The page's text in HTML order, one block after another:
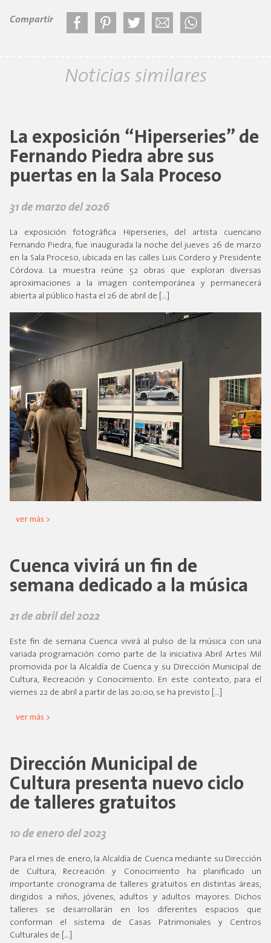
Compartir
Noticias similares
La exposición “Hiperseries” de
Fernando Piedra abre sus
puertas en la Sala Proceso
31 de marzo del 2026
La exposición fotográfica Hiperseries, del artista cuencano
Fernando Piedra, fue inaugurada la noche del jueves 26 de marzo
en la Sala Proceso, ubicada en las calles Luis Cordero y Presidente
Córdova. La muestra reúne 52 obras que exploran diversas
aproximaciones a la imagen contemporánea y permanecerá
abierta al público hasta el 26 de abril de […]
ver más >
Cuenca vivirá un fin de
semana dedicado a la música
21 de abril del 2022
Este fin de semana Cuenca vivirá al pulso de la música con una
variada programación como parte de la iniciativa Abril Artes Mil
promovida por la Alcaldía de Cuenca y su Dirección Municipal de
Cultura, Recreación y Conocimiento. En este contexto, para el
viernes 22 de abril a partir de las 20:00, se ha previsto […]
ver más >
Dirección Municipal de
Cultura presenta nuevo ciclo
de talleres gratuitos
10 de enero del 2023
Para el mes de enero, la Alcaldía de Cuenca mediante su Dirección
de Cultura, Recreación y Conocimiento ha planificado un
importante cronograma de talleres gratuitos en distintas áreas,
dirigidos a niños, jóvenes, adultos y adultos mayores. Dichos
talleres se desarrollarán en los diferentes espacios que
conforman el sistema de Casas Patrimoniales y Centros
Culturales de […]